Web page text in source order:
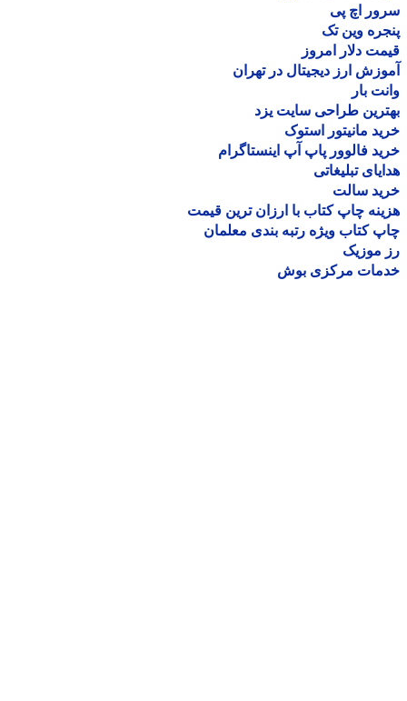
اچ پی
وین تک
دلار امروز
ارز دیجیتال در تهران
بار
طراحی سایت یزد
مانیتور استوک
فالوور پاپ آپ اینستاگرام
تبلیغاتی
سالت
چاپ کتاب با ارزان ترین قیمت
کتاب ویژه رتبه بندی معلمان
موزیک
مرکزی بوش